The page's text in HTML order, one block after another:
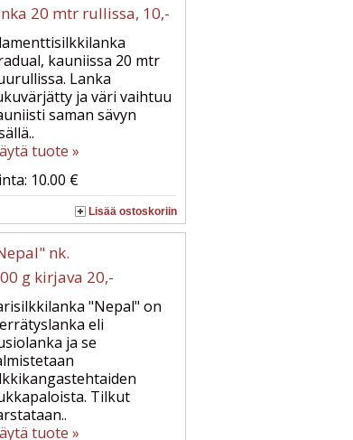
20 mtr rullissa, 10,-
kauniissa 20 mtr
Lanka
ja väri vaihtuu
saman sävyn
tuote »
10.00 €
Lisää ostoskoriin
nk.
g kirjava 20,-
"Nepal" on
eli
ja se
Tilkut
tuote »